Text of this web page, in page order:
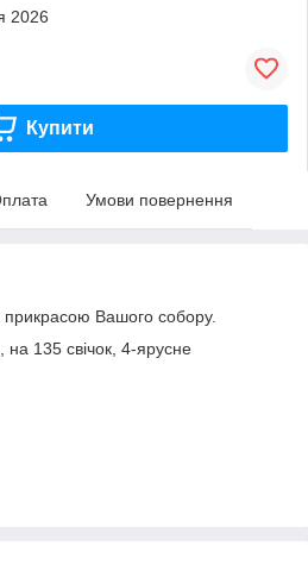
2026
Купити
Умови повернення
прикрасою Вашого собору.
на 135 свічок, 4-ярусне